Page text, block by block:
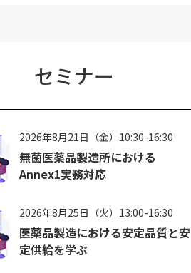
セミナー
2026年8月21日（金）10:30-16:30
無菌医薬品製造所における
Annex1実務対応
2026年8月25日（火）13:00-16:30
医薬品製造における安定品質と安
定供給を学ぶ